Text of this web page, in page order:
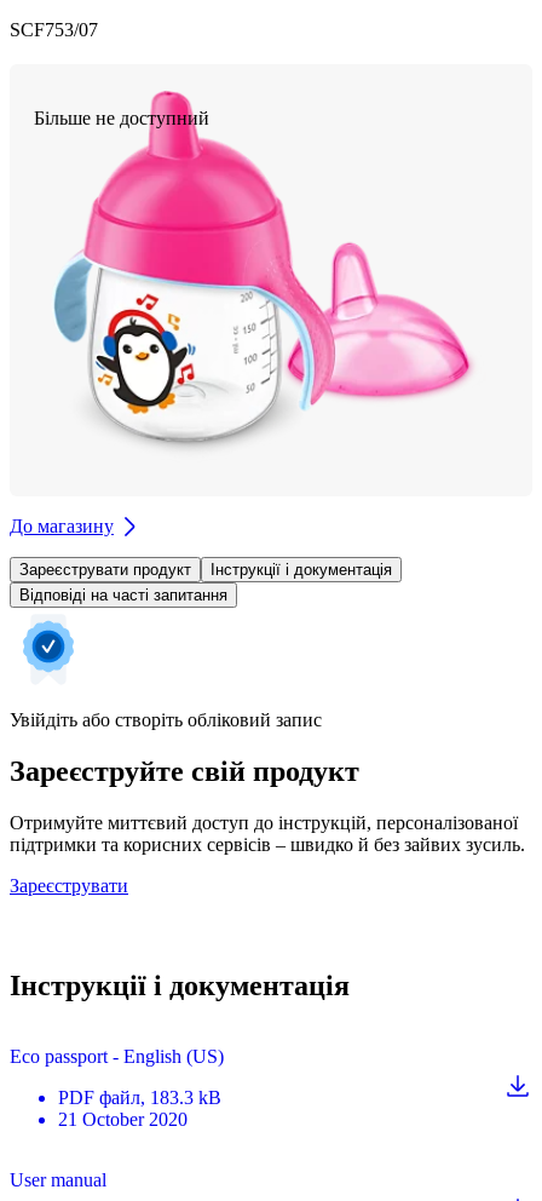
SCF753/07
Більше не доступний
До магазину
Зареєструвати продукт
Інструкції і документація
Відповіді на часті запитання
Увійдіть або створіть обліковий запис
Зареєструйте свій продукт
Отримуйте миттєвий доступ до інструкцій, персоналізованої
підтримки та корисних сервісів – швидко й без зайвих зусиль.
Зареєструвати
Інструкції і документація
Eco passport - English (US)
PDF файл, 183.3 kB
21 October 2020
User manual